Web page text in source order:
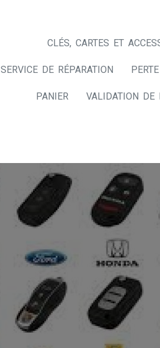
CLÉS, CARTES ET
SERVICE DE RÉPARATION
PANIER VALIDATION DE